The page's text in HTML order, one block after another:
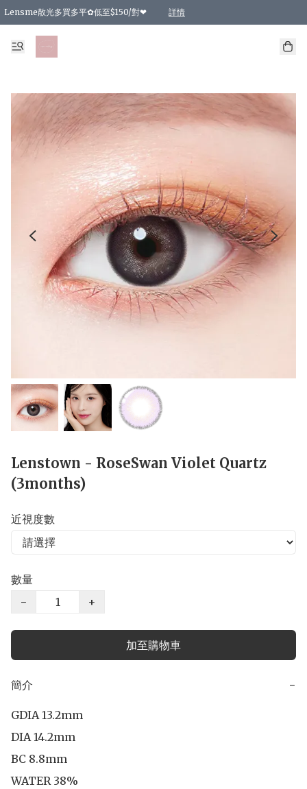
Lensme散光多買多平✿低至$150/對❤ 詳情
台灣Karacon⁩✧日拋 特價清貨❁⃘
日本韓國多款日/月拋現貨☼ 特價❤︎數量有限 售完即止
🇰🇷韓國多款月拋現貨 特價兩對$99✿數量有限 售完即止♫
精選商品，任選買2件或以上9 折；買4件或以上85 折；買6件或以上8 折
精選商品，任選買2件HKD 140.00；買4件HKD 260.00
精選商品，任選買2件HKD 190.00；買4件HKD 360.00
精選商品，任選買2件HKD 110.00；買4件HKD 180.00
精選商品，任選買2件HKD 170.00；買4件HKD 320.00
精選商品，任選買2件或以上減HKD 148.00
精選商品，任選買2件或以上減HKD 148.00
精選商品，任選買2件或以上95 折；買4件或以上9 折；買6件或以上85 折；買8件
精選商品，任選買12件或以上87 折
精選商品，任選買2件或以上減HKD 16.00；買4件或以上減HKD 32.00；買6
精選商品，任選買2件或以上95 折；買4件或以上9 折；買8件或以上85 折；買12
購物滿 HKD 800.00即享免運費優惠！（適用於 特定的送貨方式 )
Lenstown - RoseSwan Violet Quartz
(3months)
近視度數
數量
−
+
加至購物車
簡介 −
GDIA 13.2mm
DIA 14.2mm
BC 8.8mm
WATER 38%